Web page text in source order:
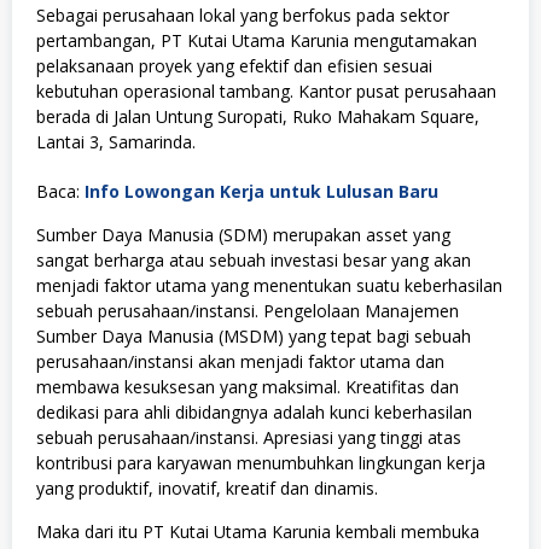
Sebagai perusahaan lokal yang berfokus pada sektor
pertambangan, PT Kutai Utama Karunia mengutamakan
pelaksanaan proyek yang efektif dan efisien sesuai
kebutuhan operasional tambang. Kantor pusat perusahaan
berada di Jalan Untung Suropati, Ruko Mahakam Square,
Lantai 3, Samarinda.
Baca: Info Lowongan Kerja untuk Lulusan Baru
Sumber Daya Manusia (SDM) merupakan asset yang
sangat berharga atau sebuah investasi besar yang akan
menjadi faktor utama yang menentukan suatu keberhasilan
sebuah perusahaan/instansi. Pengelolaan Manajemen
Sumber Daya Manusia (MSDM) yang tepat bagi sebuah
perusahaan/instansi akan menjadi faktor utama dan
membawa kesuksesan yang maksimal. Kreatifitas dan
dedikasi para ahli dibidangnya adalah kunci keberhasilan
sebuah perusahaan/instansi. Apresiasi yang tinggi atas
kontribusi para karyawan menumbuhkan lingkungan kerja
yang produktif, inovatif, kreatif dan dinamis.
Maka dari itu PT Kutai Utama Karunia kembali membuka